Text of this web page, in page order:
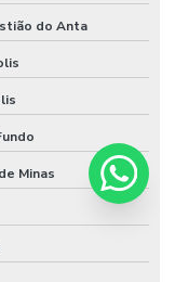
do Anta
Minas